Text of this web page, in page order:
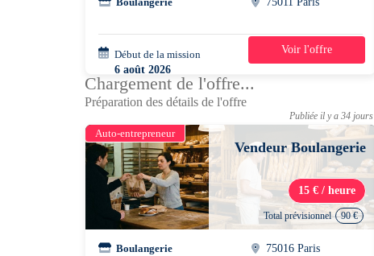
Début de la mission
6 août 2026
13h30 - 21h00
1 jour
Voir l'offre
Chargement de l'offre...
Préparation des détails de l'offre
Publiée il y a 34 jours
Auto-entrepreneur
Vendeur Boulangerie
15 € / heure
Total prévisionnel 90 €
Boulangerie 75016 Paris